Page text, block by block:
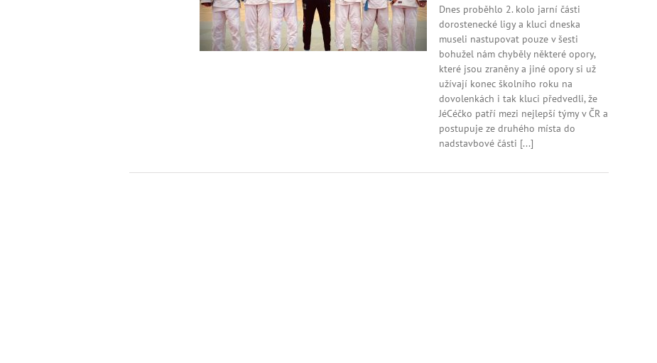
s
názvem
Dorostenecká
liga
2024
–
2.
kolo
Dnes proběhlo 2. kolo jarní části
dorostenecké ligy a kluci dneska
museli nastupovat pouze v šesti
bohužel nám chyběly některé opory,
které jsou zraněny a jiné opory si už
užívají konec školního roku na
dovolenkách i tak kluci předvedli, že
JéCéčko patří mezi nejlepší týmy v ČR a
postupuje ze druhého místa do
nadstavbové části [...]